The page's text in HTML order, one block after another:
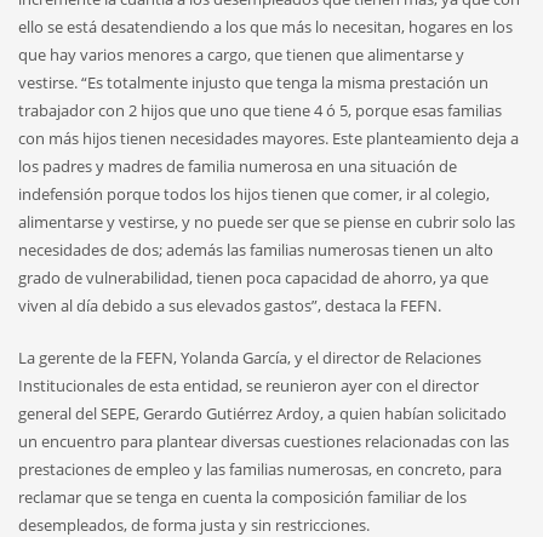
ello se está desatendiendo a los que más lo necesitan, hogares en los
que hay varios menores a cargo, que tienen que alimentarse y
vestirse. “Es totalmente injusto que tenga la misma prestación un
trabajador con 2 hijos que uno que tiene 4 ó 5, porque esas familias
con más hijos tienen necesidades mayores. Este planteamiento deja a
los padres y madres de familia numerosa en una situación de
indefensión porque todos los hijos tienen que comer, ir al colegio,
alimentarse y vestirse, y no puede ser que se piense en cubrir solo las
necesidades de dos; además las familias numerosas tienen un alto
grado de vulnerabilidad, tienen poca capacidad de ahorro, ya que
viven al día debido a sus elevados gastos”, destaca la FEFN.
La gerente de la FEFN, Yolanda García, y el director de Relaciones
Institucionales de esta entidad, se reunieron ayer con el director
general del SEPE, Gerardo Gutiérrez Ardoy, a quien habían solicitado
un encuentro para plantear diversas cuestiones relacionadas con las
prestaciones de empleo y las familias numerosas, en concreto, para
reclamar que se tenga en cuenta la composición familiar de los
desempleados, de forma justa y sin restricciones.